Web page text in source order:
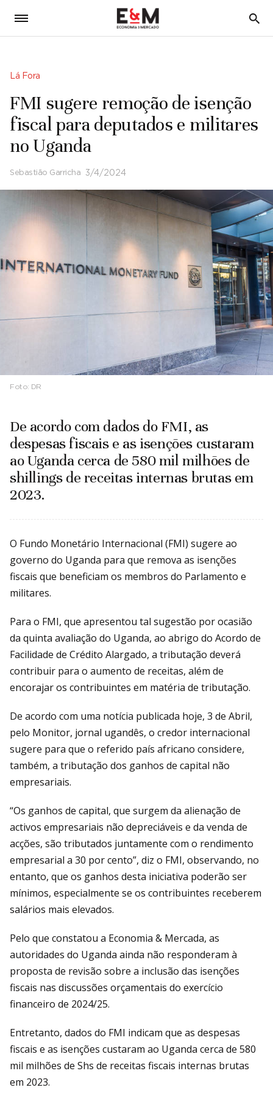
5
Lá Fora
FMI sugere remoção de isenção
fiscal para deputados e militares
no Uganda
Sebastião Garricha 3/4/2024
Foto: DR
De acordo com dados do FMI, as
despesas fiscais e as isenções custaram
ao Uganda cerca de 580 mil milhões de
shillings de receitas internas brutas em
2023.
O Fundo Monetário Internacional (FMI) sugere ao
governo do Uganda para que remova as isenções
fiscais que beneficiam os membros do Parlamento e
militares.
Para o FMI, que apresentou tal sugestão por ocasião
da quinta avaliação do Uganda, ao abrigo do Acordo de
Facilidade de Crédito Alargado, a tributação deverá
contribuir para o aumento de receitas, além de
encorajar os contribuintes em matéria de tributação.
De acordo com uma notícia publicada hoje, 3 de Abril,
pelo Monitor, jornal ugandês, o credor internacional
sugere para que o referido país africano considere,
também, a tributação dos ganhos de capital não
empresariais.
“Os ganhos de capital, que surgem da alienação de
activos empresariais não depreciáveis ​​e da venda de
acções, são tributados juntamente com o rendimento
empresarial a 30 por cento”, diz o FMI, observando, no
entanto, que os ganhos desta iniciativa poderão ser
mínimos, especialmente se os contribuintes receberem
salários mais elevados.
Pelo que constatou a Economia & Mercada, as
autoridades do Uganda ainda não responderam à
proposta de revisão sobre a inclusão das isenções
fiscais nas discussões orçamentais do exercício
financeiro de 2024/25.
Entretanto, dados do FMI indicam que as despesas
fiscais e as isenções custaram ao Uganda cerca de 580
mil milhões de Shs de receitas fiscais internas brutas
em 2023.